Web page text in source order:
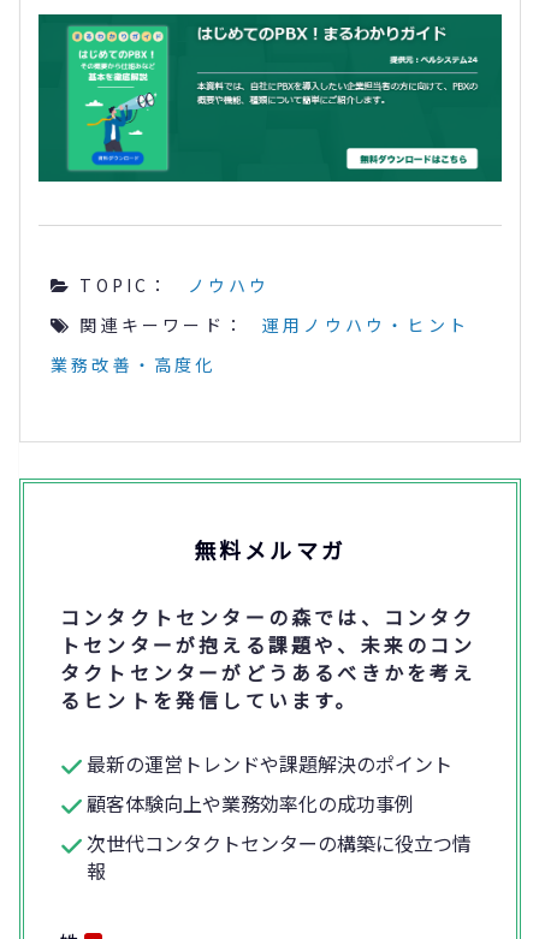
TOPIC：
ノウハウ
関連キーワード：
運用ノウハウ・ヒント
業務改善・高度化
無料メルマガ
コンタクトセンターの森では、コンタク
トセンターが抱える課題や、未来のコン
タクトセンターがどうあるべきかを考え
るヒントを発信しています。
最新の運営トレンドや課題解決のポイント
顧客体験向上や業務効率化の成功事例
次世代コンタクトセンターの構築に役立つ情
報